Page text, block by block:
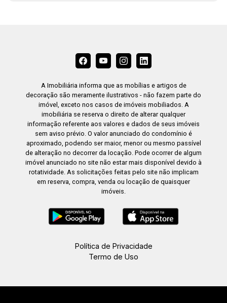
A Imobiliária informa que as mobílias e artigos de
decoração são meramente ilustrativos - não fazem parte do
imóvel, exceto nos casos de imóveis mobiliados. A
imobiliária se reserva o direito de alterar qualquer
informação referente aos valores e dados de seus imóveis
sem aviso prévio. O valor anunciado do condomínio é
aproximado, podendo ser maior, menor ou mesmo passível
de alteração no decorrer da locação. Pode ocorrer de algum
imóvel anunciado no site não estar mais disponível devido à
rotatividade. As solicitações feitas pelo site não implicam
em reserva, compra, venda ou locação de quaisquer
imóveis.
Política de Privacidade
Termo de Uso